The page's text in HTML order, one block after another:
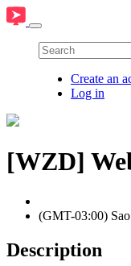
Create an
Log in
[WZD]
(GMT-03:00)
Description